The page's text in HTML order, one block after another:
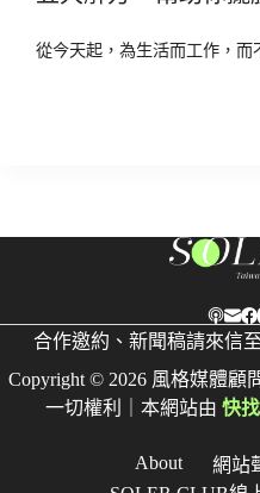
從今天起，為生活而工作，而
合作邀約、新聞稿請來信至
Copyright © 2026 風格媒體顧
一切權利｜本網站由 快
About 網站